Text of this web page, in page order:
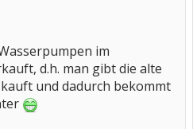
im
d.h. man gibt die alte
und dadurch bekommt